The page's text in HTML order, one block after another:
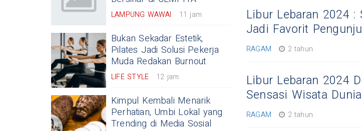
LAMPUNG WAWAI 11 jam
Bukan Sekadar Estetik,
Pilates Jadi Solusi Pekerja
Muda Redakan Burnout
LIFE STYLE 12 jam
Kimpul Kembali Menarik
Perhatian, Umbi Lokal yang
Trending di Media Sosial
Libur Lebaran 2024 :
Jadi Favorit
RAGAM 2 tahun
Libur Lebaran 2024
Sensasi Wisata
RAGAM 2 tahun